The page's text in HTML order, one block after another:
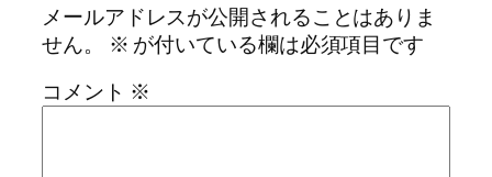
メールアドレスが公開されることはありま
せん。
※ が付いている欄は必須項目です
コメント ※